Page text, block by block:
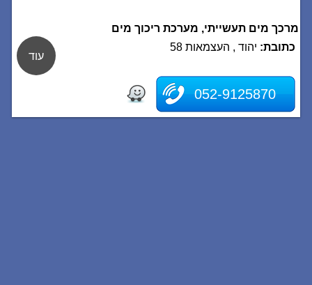
מרכך מים תעשייתי, מערכת ריכוך מים
כתובת: יהוד , העצמאות 58
052-9125870
עוד